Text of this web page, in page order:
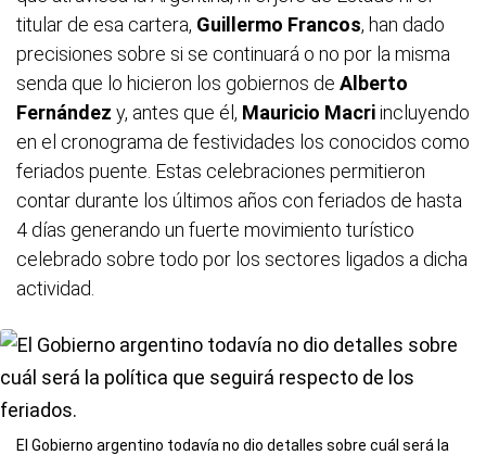
titular de esa cartera, Guillermo Francos, han dado
precisiones sobre si se continuará o no por la misma
senda que lo hicieron los gobiernos de Alberto
Fernández y, antes que él, Mauricio Macriincluyendo
en el cronograma de festividades los conocidos como
feriados puente. Estas celebraciones permitieron
contar durante los últimos años con feriados de hasta
4 días generando un fuerte movimiento turístico
celebrado sobre todo por los sectores ligados a dicha
actividad.
El Gobierno argentino todavía no dio detalles sobre cuál será la